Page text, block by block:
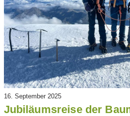
16. September 2025
Jubiläumsreise der